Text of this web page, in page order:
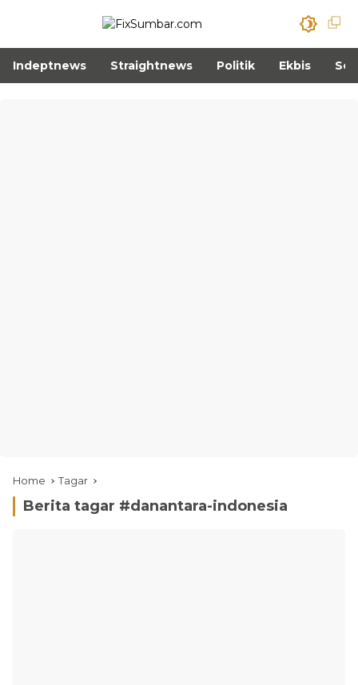
Indeptnews Straightnews Politik Ekbis
Home Tagar
Berita tagar #danantara-indonesia